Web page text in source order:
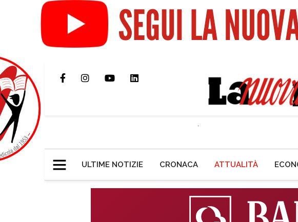
ULTIME NOTIZIE CRONACA ATTUALITÀ